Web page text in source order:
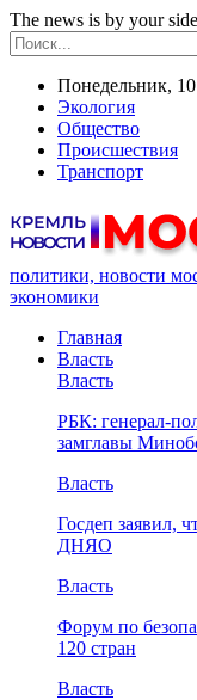
The news is by your
Понедельник, 10
Экология
Общество
Происшествия
Транспорт
политики, новости
экономики
Главная
Власть
Власть
РБК: генерал-
замглавы
Власть
Госдеп заявил,
ДНЯО
Власть
Форум по
120 стран
Власть